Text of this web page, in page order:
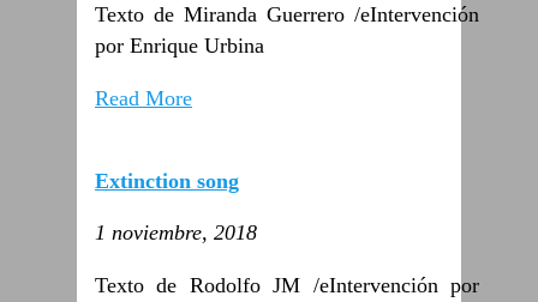
Texto de Miranda Guerrero /eIntervención
por Enrique Urbina
Read More
Extinction song
1 noviembre, 2018
Texto de Rodolfo JM /eIntervención por